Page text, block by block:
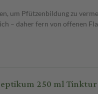
um Pfützenbildung zu
– daher fern von offenen
250 ml Tinktur